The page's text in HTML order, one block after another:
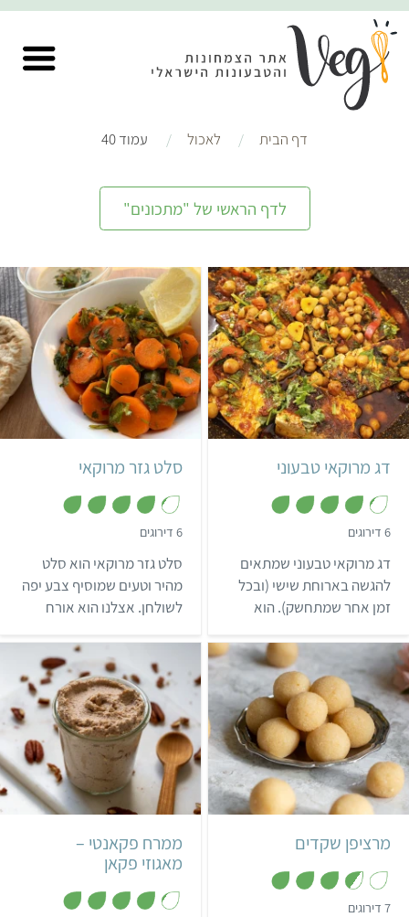
נ
י
ם
ט
ב
ם
ו
צ
מ
ח
ו
דף הבית לאכול עמוד 40
לדף הראשי של "מתכונים"
בינוני 4 מנות
מרוקאי
דג מרוקאי טבעוני
6 דירוגים
2
מ
ת
ו
דג מרוקאי טבעוני שמתאים
להגשה בארוחת שישי (ובכל
זמן אחר שמתחשק). הוא
ומטבוחה. והכי חשוב… אף
דג לא נפגע במהלך הכנתו.
קל 15 דקות
6 מנות קטנות מרוקאי
סלט גזר מרוקאי
6 דירוגים
2
מ
ת
ו
סלט גזר מרוקאי הוא סלט
מהיר וטעים שמוסיף צבע יפה
לשולחן. אצלנו הוא אורח
קל
מרציפן שקדים
7 דירוגים
קל 10 דקות
ממרח פקאנטי –
מאגוזי פקאן